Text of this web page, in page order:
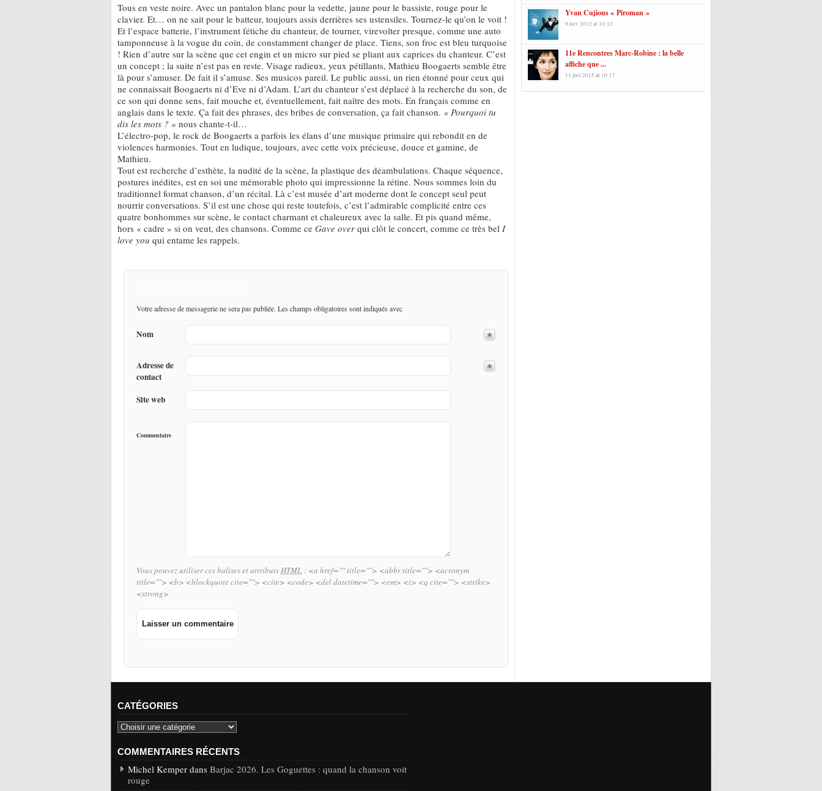
Tous en veste noire. Avec un pantalon blanc pour la vedette, jaune pour le bassiste, rouge pour le
clavier. Et… on ne sait pour le batteur, toujours assis derrières ses ustensiles. Tournez-le qu’on le voit !
Et l’espace batterie, l’instrument fétiche du chanteur, de tourner, virevolter presque, comme une auto
tamponneuse à la vogue du coin, de constamment changer de place. Tiens, son froc est bleu turquoise
! Rien d’autre sur la scène que cet engin et un micro sur pied se pliant aux caprices du chanteur. C’est
un concept ; la suite n’est pas en reste. Visage radieux, yeux pétillants, Mathieu Boogaerts semble être
là pour s’amuser. De fait il s’amuse. Ses musicos pareil. Le public aussi, un rien étonné pour ceux qui
ne connaissait Boogaerts ni d’Eve ni d’Adam. L’art du chanteur s’est déplacé à la recherche du son, de
ce son qui donne sens, fait mouche et, éventuellement, fait naître des mots. En français comme en
anglais dans le texte. Ça fait des phrases, des bribes de conversation, ça fait chanson. « Pourquoi tu
dis les mots ? » nous chante-t-il…
L’électro-pop, le rock de Boogaerts a parfois les élans d’une musique primaire qui rebondit en de
violences harmonies. Tout en ludique, toujours, avec cette voix précieuse, douce et gamine, de
Mathieu.
Tout est recherche d’esthète, la nudité de la scène, la plastique des déambulations. Chaque séquence,
postures inédites, est en soi une mémorable photo qui impressionne la rétine. Nous sommes loin du
traditionnel format chanson, d’un récital. Là c’est musée d’art moderne dont le concept seul peut
nourrir conversations. S’il est une chose qui reste toutefois, c’est l’admirable complicité entre ces
quatre bonhommes sur scène, le contact charmant et chaleureux avec la salle. Et pis quand même,
hors « cadre » si on veut, des chansons. Comme ce Gave over qui clôt le concert, comme ce très bel I
love you qui entame les rappels.
Votre adresse de messagerie ne sera pas publiée. Les champs obligatoires sont indiqués avec
Nom
Adresse de
contact
Site web
Commentaire
Vous pouvez utiliser ces balises et attributsHTML : <a href="" title=""> <abbr title=""> <acronym
title=""> <b> <blockquote cite=""> <cite> <code> <del datetime=""> <em> <i> <q cite=""> <strike>
<strong>
Yvan Cujious « Piroman »
9 nov 2012 at 10:12
11e Rencontres Marc-Robine : la belle
affiche que ...
11 juil 2015 at 10:17
CATÉGORIES
COMMENTAIRES RÉCENTS
Michel Kemper dans Barjac 2026. Les Goguettes : quand la chanson voit
rouge